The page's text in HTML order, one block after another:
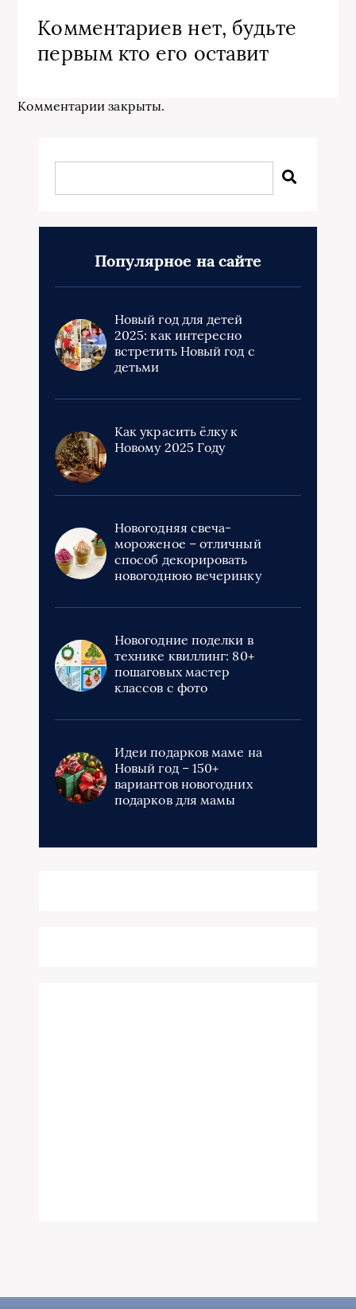
Комментариев нет, будьте
первым кто его оставит
Комментарии закрыты.
Популярное на сайте
Новый год для детей
2025: как интересно
встретить Новый год с
детьми
Как украсить ёлку к
Новому 2025 Году
Новогодняя свеча-
мороженое – отличный
способ декорировать
новогоднюю вечеринку
Новогодние поделки в
технике квиллинг: 80+
пошаговых мастер
классов с фото
Идеи подарков маме на
Новый год – 150+
вариантов новогодних
подарков для мамы